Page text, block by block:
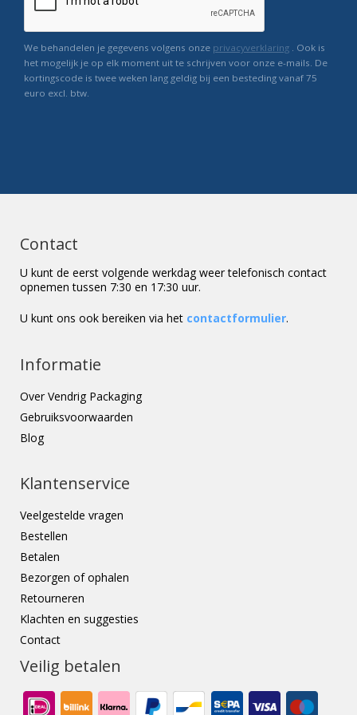
We behandelen je gegevens volgens onze privacyverklaring . Ook is
het mogelijk je op elk moment uit te schrijven voor onze e-mails. De
kortingscode is twee weken lang geldig bij een besteding vanaf 75
euro excl. btw.
Contact
U kunt de eerst volgende werkdag weer telefonisch contact
opnemen tussen 7:30 en 17:30 uur.
U kunt ons ook bereiken via het contactformulier.
Informatie
Over Vendrig Packaging
Gebruiksvoorwaarden
Blog
Klantenservice
Veelgestelde vragen
Bestellen
Betalen
Bezorgen of ophalen
Retourneren
Klachten en suggesties
Contact
Veilig betalen